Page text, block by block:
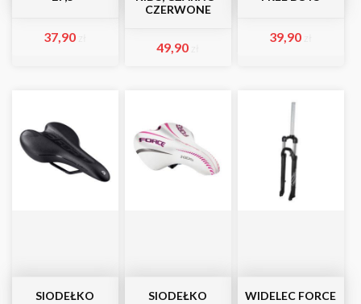
37,90
CZERWONE
49,90
39,90
SIODEŁKO
SIODEŁKO
WIDELEC FORCE